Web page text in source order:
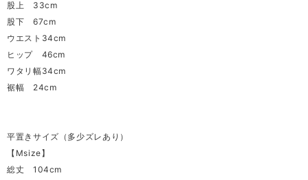
股上 33cm
股下 67cm
ウエスト34cm
ヒップ 46cm
ワタリ幅34cm
裾幅 24cm
平置きサイズ（多少ズレあり）
【Msize】
総丈 104cm